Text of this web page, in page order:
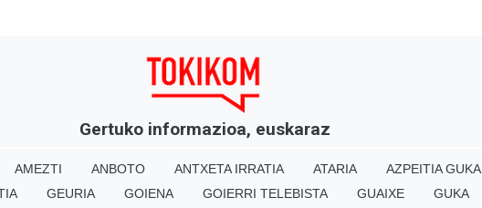
Gertuko informazioa, euskaraz
AMEZTI ANBOTO ANTXETA IRRATIA ATARIA AZPEITIA GUKA
GEURIA GOIENA GOIERRI TELEBISTA GUAIXE GUKA